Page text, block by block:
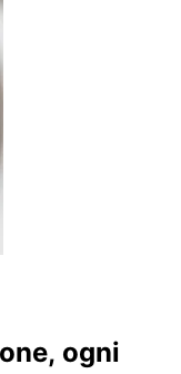
ogni